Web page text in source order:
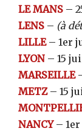
LE MANS –
LENS – (à
LILLE– 1er
LYON – 15
MARSEILLE
METZ– 15
NANCY– 1er